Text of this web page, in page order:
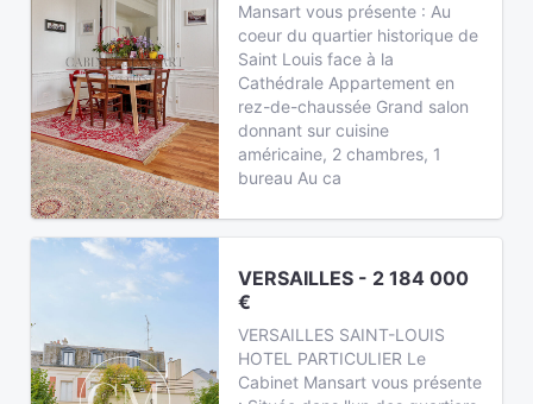
Mansart vous présente : Au
coeur du quartier historique de
Saint Louis face à la
Cathédrale Appartement en
rez-de-chaussée Grand salon
donnant sur cuisine
américaine, 2 chambres, 1
bureau Au ca
VERSAILLES - 2 184 000
€
VERSAILLES SAINT-LOUIS
HOTEL PARTICULIER Le
Cabinet Mansart vous présente